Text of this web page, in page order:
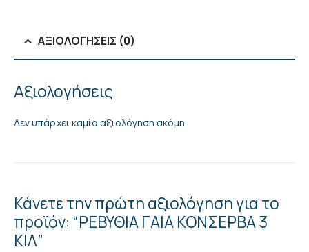
ΑΞΙΟΛΟΓΉΣΕΙΣ (0)
Αξιολογήσεις
Δεν υπάρχει καμία αξιολόγηση ακόμη.
Κάνετε την πρώτη αξιολόγηση για το
προϊόν: “ΡΕΒΥΘΙΑ ΓΑΙΑ ΚΟΝΣΕΡΒΑ 3
ΚΙΛ”